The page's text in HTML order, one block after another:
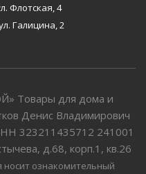
Флотская, 4
Галицина, 2
Товары для дома и
Денис Владимирович
323211435712 241001
д.68, корп.1, кв.26
ознакомительный